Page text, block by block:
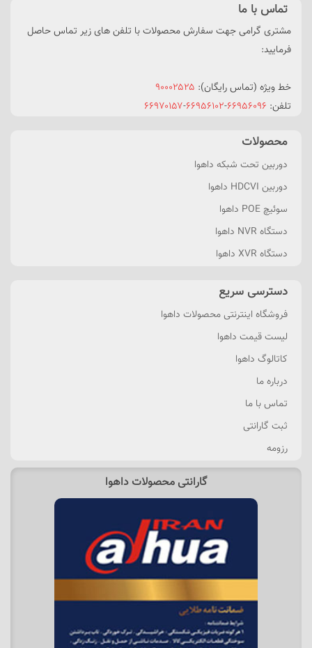
تماس با ما
مشتری گرامی جهت سفارش محصولات با تلفن های زیر تماس حاصل
فرمایید:
خط ویژه (تماس رایگان): ۹۰۰۰۲۵۲۵
تلفن: ۶۶۹۵۶۰۹۶-۶۶۹۵۶۱۰۲-۶۶۹۷۰۱۵۷
محصولات
دوربین تحت شبکه داهوا
دوربین HDCVI داهوا
سوئیچ POE داهوا
دستگاه NVR داهوا
دستگاه XVR داهوا
دسترسی سریع
فروشگاه اینترنتی محصولات داهوا
لیست قیمت داهوا
کاتالوگ داهوا
درباره ما
تماس با ما
ثبت گارانتی
رزومه
گارانتی محصولات داهوا